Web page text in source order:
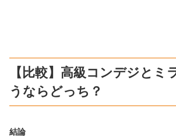
【比較】高級コンデジとミ
うならどっち？
結論